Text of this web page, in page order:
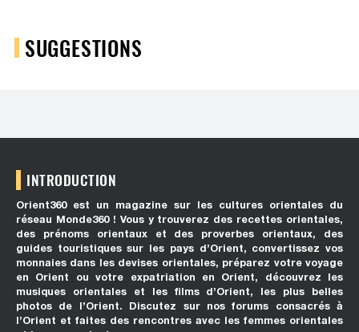
SUGGESTIONS
INTRODUCTION
Orient360 est un magazine sur les cultures orientales du
réseau Monde360 ! Vous y trouverez des recettes orientales,
des prénoms orientaux et des proverbes orientaux, des
guides touristiques sur les pays d’Orient, convertissez vos
monnaies dans les devises orientales, préparez votre voyage
en Orient ou votre expatriation en Orient, découvrez les
musiques orientales et les films d’Orient, les plus belles
photos de l’Orient. Discutez sur nos forums consacrés à
l’Orient et faites des rencontres avec les femmes orientales